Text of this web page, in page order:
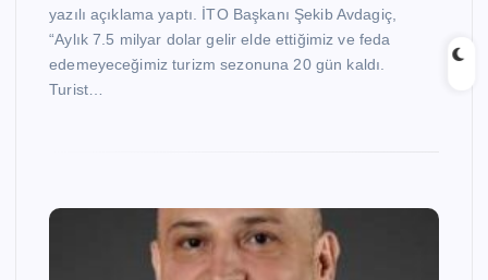
yazılı açıklama yaptı. İTO Başkanı Şekib Avdagiç,
“Aylık 7.5 milyar dolar gelir elde ettiğimiz ve feda
edemeyeceğimiz turizm sezonuna 20 gün kaldı.
Turist…